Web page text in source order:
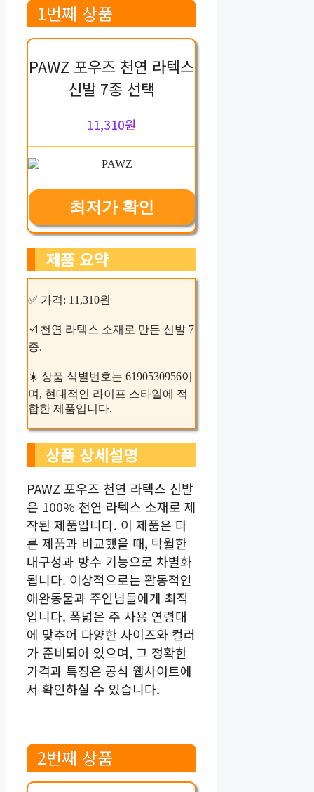
1번째 상품
PAWZ 포우즈 천연 라텍스
신발 7종 선택
11,310원
최저가 확인
제품 요약
✅ 가격: 11,310원
☑️ 천연 라텍스 소재로 만든 신발 7
종.
☀️ 상품 식별번호는 6190530956이
며, 현대적인 라이프 스타일에 적
합한 제품입니다.
상품 상세설명
PAWZ 포우즈 천연 라텍스 신발
은 100% 천연 라텍스 소재로 제
작된 제품입니다. 이 제품은 다
른 제품과 비교했을 때, 탁월한
내구성과 방수 기능으로 차별화
됩니다. 이상적으로는 활동적인
애완동물과 주인님들에게 최적
입니다. 폭넓은 주 사용 연령대
에 맞추어 다양한 사이즈와 컬러
가 준비되어 있으며, 그 정확한
가격과 특징은 공식 웹사이트에
서 확인하실 수 있습니다.
2번째 상품